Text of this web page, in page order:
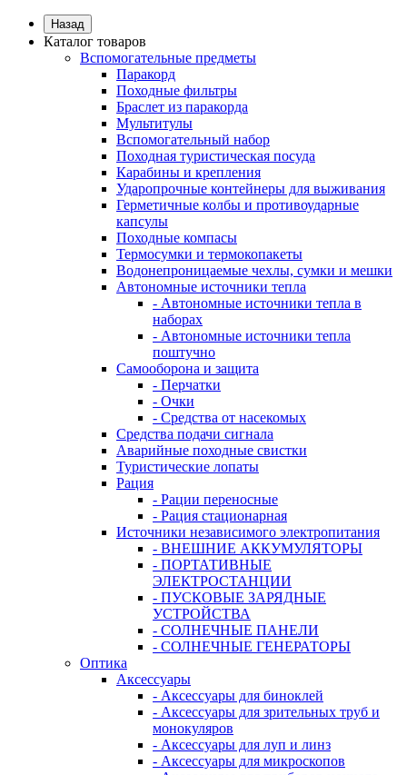
Назад
Каталог товаров
Вспомогательные предметы
Паракорд
Походные фильтры
Браслет из паракорда
Мультитулы
Вспомогательный набор
Походная туристическая посуда
Карабины и крепления
Ударопрочные контейнеры для выживания
Герметичные колбы и противоударные
капсулы
Походные компасы
Термосумки и термокопакеты
Водонепроницаемые чехлы, сумки и мешки
Автономные источники тепла
- Автономные источники тепла в
наборах
- Автономные источники тепла
поштучно
Самооборона и защита
- Перчатки
- Очки
- Средства от насекомых
Средства подачи сигнала
Аварийные походные свистки
Туристические лопаты
Рация
- Рации переносные
- Рация стационарная
Источники независимого электропитания
- ВНЕШНИЕ АККУМУЛЯТОРЫ
- ПОРТАТИВНЫЕ
ЭЛЕКТРОСТАНЦИИ
- ПУСКОВЫЕ ЗАРЯДНЫЕ
УСТРОЙСТВА
- СОЛНЕЧНЫЕ ПАНЕЛИ
- СОЛНЕЧНЫЕ ГЕНЕРАТОРЫ
Оптика
Аксессуары
- Аксессуары для биноклей
- Аксессуары для зрительных труб и
монокуляров
- Аксессуары для луп и линз
- Аксессуары для микроскопов